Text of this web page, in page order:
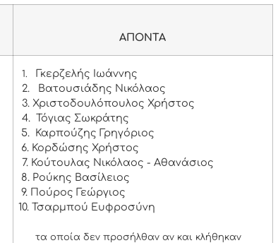
ΑΠΟΝΤΑ
1.
Γκερζελής Ιωάννης
2.
Βατουσιάδης Νικόλαος
3. Χριστοδουλόπουλος Χρήστος
4. Τόγιας Σωκράτης
5. Καρπούζης Γρηγόριος
6. Κορδώσης Χρήστος
7. Κούτουλας Νικόλαος - Αθανάσιος
8. Ρούκης Βασίλειος
9. Πούρος Γεώργιος
10. Τσαρμπού Ευφροσύνη
τα οποία δεν προσήλθαν αν και κλήθηκαν